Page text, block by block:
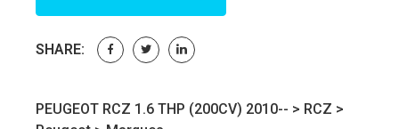
SHARE:
PEUGEOT RCZ 1.6 THP (200CV) 2010-- > RCZ >